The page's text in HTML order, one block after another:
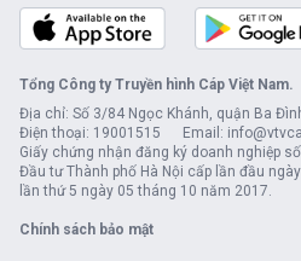
Tổng Công ty Truyền hình Cáp Việt Nam.
Địa chỉ: Số 3/84 Ngọc Khánh, quận Ba
Điện thoại: 19001515 Email:
Giấy chứng nhận đăng ký doanh nghiệp
Đầu tư Thành phố Hà Nội cấp lần đầu
lần thứ 5 ngày 05 tháng 10 năm 2017.
Chính sách bảo mật